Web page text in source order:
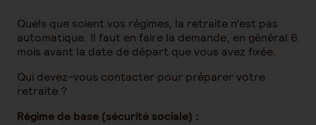
Quels que soient vos régimes, la retraite n’est pas
automatique. Il faut en faire la demande, en général 6
mois avant la date de départ que vous avez fixée.
Qui devez-vous contacter pour préparer votre
retraite ?
Régime de base (sécurité sociale) :